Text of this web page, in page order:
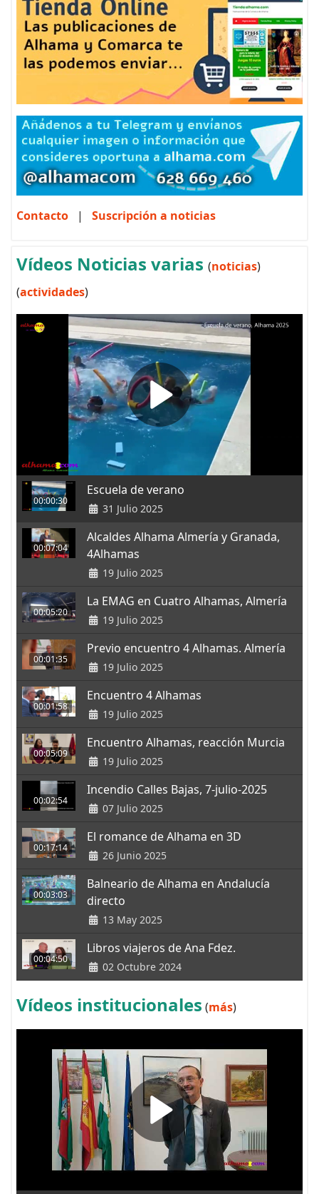
Contacto | Suscripción a noticias
Vídeos Noticias varias (noticias)
(actividades)
00:00:30
Escuela de verano
31 Julio 2025
00:07:04
Alcaldes Alhama Almería y Granada,
4Alhamas
19 Julio 2025
00:05:20
La EMAG en Cuatro Alhamas, Almería
19 Julio 2025
00:01:35
Previo encuentro 4 Alhamas. Almería
19 Julio 2025
00:01:58
Encuentro 4 Alhamas
19 Julio 2025
00:05:09
Encuentro Alhamas, reacción Murcia
19 Julio 2025
00:02:54
Incendio Calles Bajas, 7-julio-2025
07 Julio 2025
00:17:14
El romance de Alhama en 3D
26 Junio 2025
00:03:03
Balneario de Alhama en Andalucía
directo
13 May 2025
00:04:50
Libros viajeros de Ana Fdez.
02 Octubre 2024
Vídeos institucionales (más)